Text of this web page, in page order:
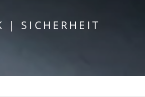
| SICHERHEIT